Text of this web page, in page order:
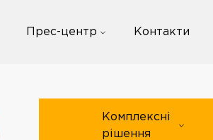
Прес-центр Контакти
Комплексні
рішення